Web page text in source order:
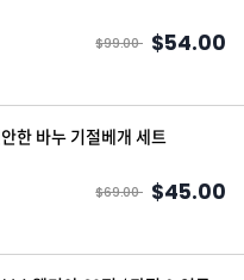
$99.00 $54.00
한 바누 기절베개 세트
$69.00 $45.00